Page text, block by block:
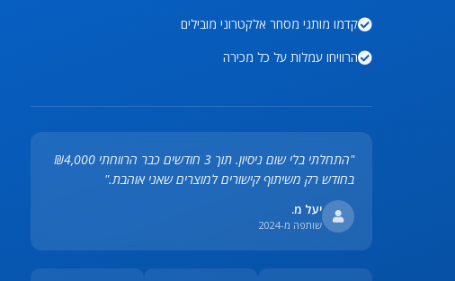
קדמו מותגי מסחר אלקטרוני מובילים
הרוויחו עמלות על כל מכירה
"התחלתי בלי שום ניסיון. תוך 3 חודשים כבר הרווחתי ₪4,000
בחודש רק משיתוף קישורים למוצרים שאני אוהבת."
יעל מ.
שותפה מ-2024